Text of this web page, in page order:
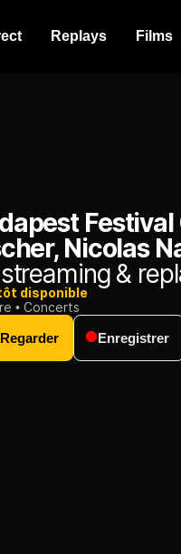
Replays Films
Nicolas
&
disponible
Concerts
Regarder
Enregistrer